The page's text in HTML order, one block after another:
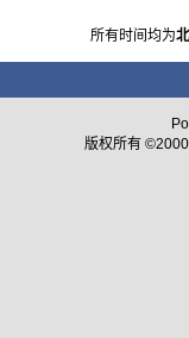
所有时间均为
版权所有